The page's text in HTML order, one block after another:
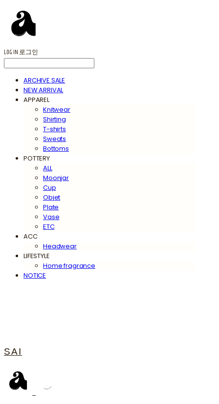
LOG IN 로그인
ARCHIVE SALE
NEW ARRIVAL
APPAREL
Knitwear
Shirting
T-shirts
Sweats
Bottoms
POTTERY
ALL
Moonjar
Cup
Objet
Plate
Vase
ETC
ACC
Headwear
LIFESTYLE
Home fragrance
NOTICE
SAI